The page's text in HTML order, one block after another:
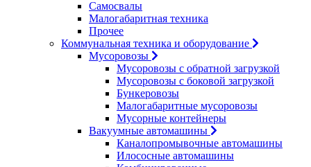
Самосвалы
Малогабаритная техника
Прочее
Коммунальная техника и оборудование
Мусоровозы
Мусоровозы с обратной загрузкой
Мусоровозы с боковой загрузкой
Бункеровозы
Малогабаритные мусоровозы
Мусорные контейнеры
Вакуумные автомашины
Каналопромывочные автомашины
Илососные автомашины